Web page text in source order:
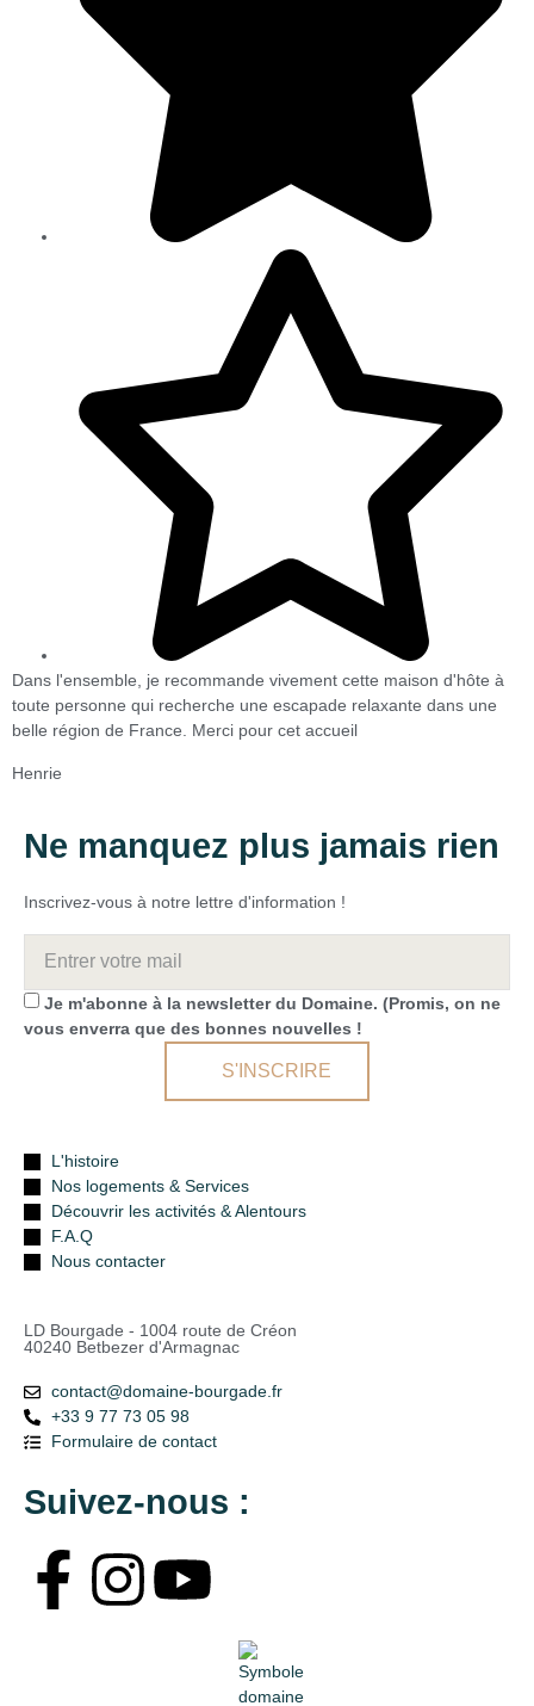
Dans l'ensemble, je recommande vivement cette maison d'hôte à
toute personne qui recherche une escapade relaxante dans une
belle région de France. Merci pour cet accueil
Henrie
Ne manquez plus jamais rien
Inscrivez-vous à notre lettre d'information !
Je m'abonne à la newsletter du Domaine. (Promis, on ne
vous enverra que des bonnes nouvelles !
S'INSCRIRE
L'histoire
Nos logements & Services
Découvrir les activités & Alentours
F.A.Q
Nous contacter
LD Bourgade - 1004 route de Créon
40240 Betbezer d'Armagnac
contact@domaine-bourgade.fr
+33 9 77 73 05 98
Formulaire de contact
Suivez-nous :